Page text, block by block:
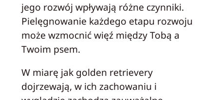
jego rozwój wpływają różne czynniki.
Pielęgnowanie każdego etapu rozwoju
może wzmocnić więź między Tobą a
Twoim psem.
W miarę jak golden retrievery
dojrzewają, w ich zachowaniu i